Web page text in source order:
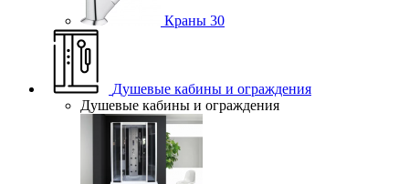
Краны 30
Душевые кабины и ограждения
Душевые кабины и ограждения